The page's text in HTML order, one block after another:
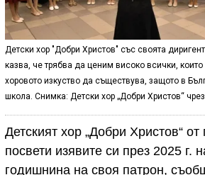
Детски хор "Добри Христов" със своята
казва, че трябва да ценим високо всички,
хоровото изкуство да съществува, защото в
школа. Снимка: Детски хор „Добри Христов“
Детският хор „Добри Христов“
посвети изявите си през 2025 г.
годишнина на своя патрон,